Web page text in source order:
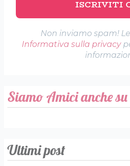
Non inviamo spam!
Informativa sulla privacy
Siamo Amici anche su
Ultimi post